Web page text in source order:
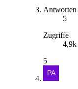
Antworten
5
Zugriffe
4,9k
5